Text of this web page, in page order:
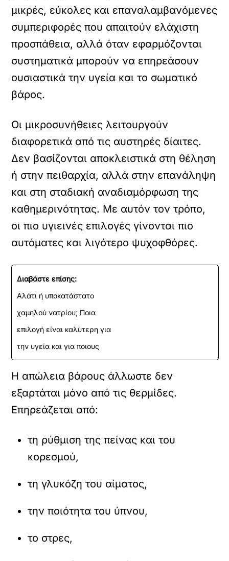
μικρές, εύκολες και επαναλαμβανόμενες
συμπεριφορές που απαιτούν ελάχιστη
προσπάθεια, αλλά όταν εφαρμόζονται
συστηματικά μπορούν να επηρεάσουν
ουσιαστικά την υγεία και το σωματικό
βάρος.
Οι μικροσυνήθειες λειτουργούν
διαφορετικά από τις αυστηρές δίαιτες.
Δεν βασίζονται αποκλειστικά στη θέληση
ή στην πειθαρχία, αλλά στην επανάληψη
και στη σταδιακή αναδιαμόρφωση της
καθημερινότητας. Με αυτόν τον τρόπο,
οι πιο υγιεινές επιλογές γίνονται πιο
αυτόματες και λιγότερο ψυχοφθόρες.
Διαβάστε επίσης:
Αλάτι ή υποκατάστατο
χαμηλού νατρίου; Ποια
επιλογή είναι καλύτερη για
την υγεία και για ποιους
Η απώλεια βάρους άλλωστε δεν
εξαρτάται μόνο από τις θερμίδες.
Επηρεάζεται από:
τη ρύθμιση της πείνας και του
κορεσμού,
τη γλυκόζη του αίματος,
την ποιότητα του ύπνου,
το στρες,